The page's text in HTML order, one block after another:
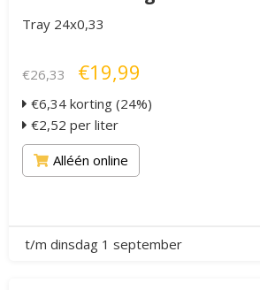
Tray 24x0,33
€26,33 €19,99
€6,34 korting (24%)
€2,52 per liter
Alléén online
t/m dinsdag 1 september